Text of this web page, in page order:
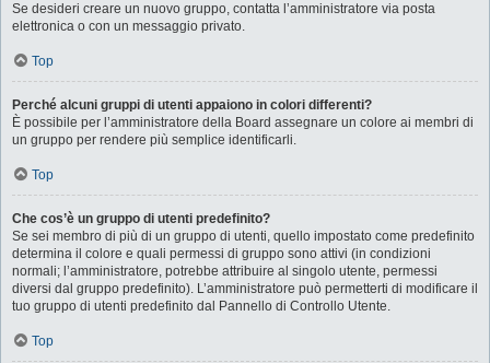
Se desideri creare un nuovo gruppo, contatta l’amministratore via posta
elettronica o con un messaggio privato.
Top
Perché alcuni gruppi di utenti appaiono in colori differenti?
È possibile per l’amministratore della Board assegnare un colore ai membri di
un gruppo per rendere più semplice identificarli.
Top
Che cos’è un gruppo di utenti predefinito?
Se sei membro di più di un gruppo di utenti, quello impostato come predefinito
determina il colore e quali permessi di gruppo sono attivi (in condizioni
normali; l’amministratore, potrebbe attribuire al singolo utente, permessi
diversi dal gruppo predefinito). L’amministratore può permetterti di modificare il
tuo gruppo di utenti predefinito dal Pannello di Controllo Utente.
Top